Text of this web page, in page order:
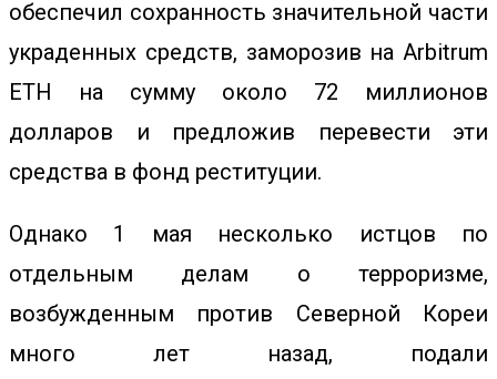
обеспечил сохранность значительной части
украденных средств, заморозив на Arbitrum
ETH на сумму около 72 миллионов
долларов и предложив перевести эти
средства в фонд реституции.
Однако 1 мая несколько истцов по
отдельным делам о терроризме,
возбужденным против Северной Кореи
много лет назад, подали